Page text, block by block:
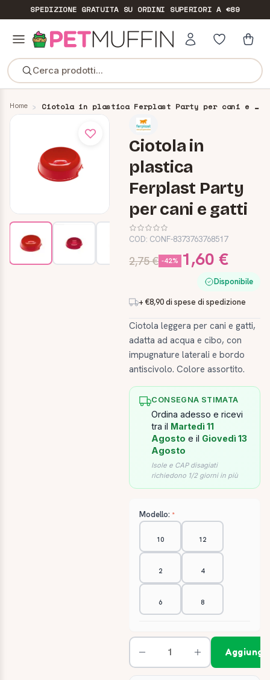
SPEDIZIONE GRATUITASU ORDINI SUPERIORI A €89
Cerca prodotti...
Home Ciotola in plastica Ferplast Party per cani e gatti
Ciotola in
plastica
Ferplast Party
per cani e gatti
COD: CONF-8373763768517
2,75 € -42% 1,60 €
Disponibile
+ €8,90 di spese di spedizione
Ciotola leggera per cani e gatti,
adatta ad acqua e cibo, con
impugnature laterali e bordo
antiscivolo. Colore assortito.
CONSEGNA STIMATA
Ordina adesso e ricevi
tra il Martedì 11
Agosto e il Giovedì 13
Agosto
Isole e CAP disagiati
richiedono 1/2 giorni in più
Modello:
10 12
2 4
6 8